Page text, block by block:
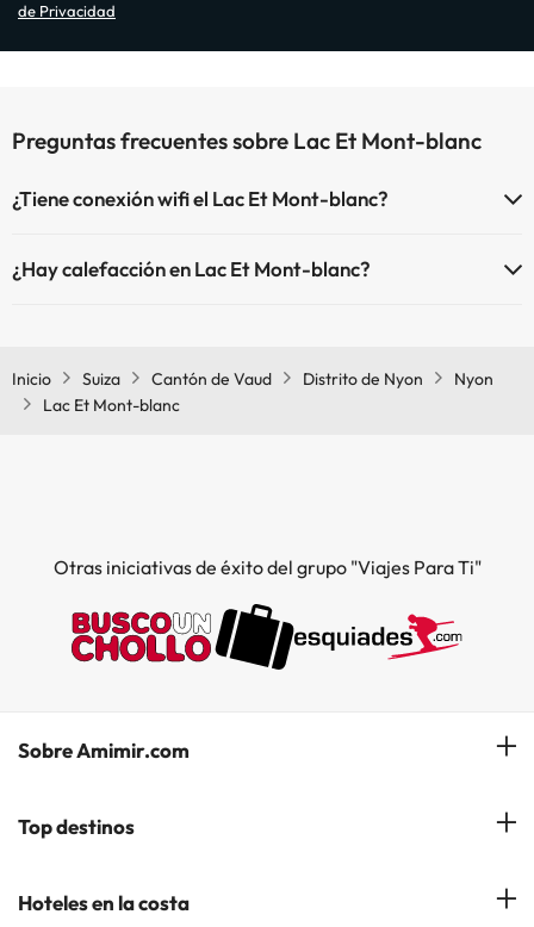
de Privacidad
Preguntas frecuentes sobre Lac Et Mont-blanc
¿Tiene conexión wifi el Lac Et Mont-blanc?
¿Hay calefacción en Lac Et Mont-blanc?
Inicio Suiza Cantón de Vaud Distrito de Nyon
Nyon
Lac Et Mont-blanc
Otras iniciativas de éxito del grupo "Viajes Para Ti"
Sobre Amimir.com
¿Quiénes somos?
Gestionar mi reserva
Top destinos
Hoteles en Salou
Hoteles en la costa